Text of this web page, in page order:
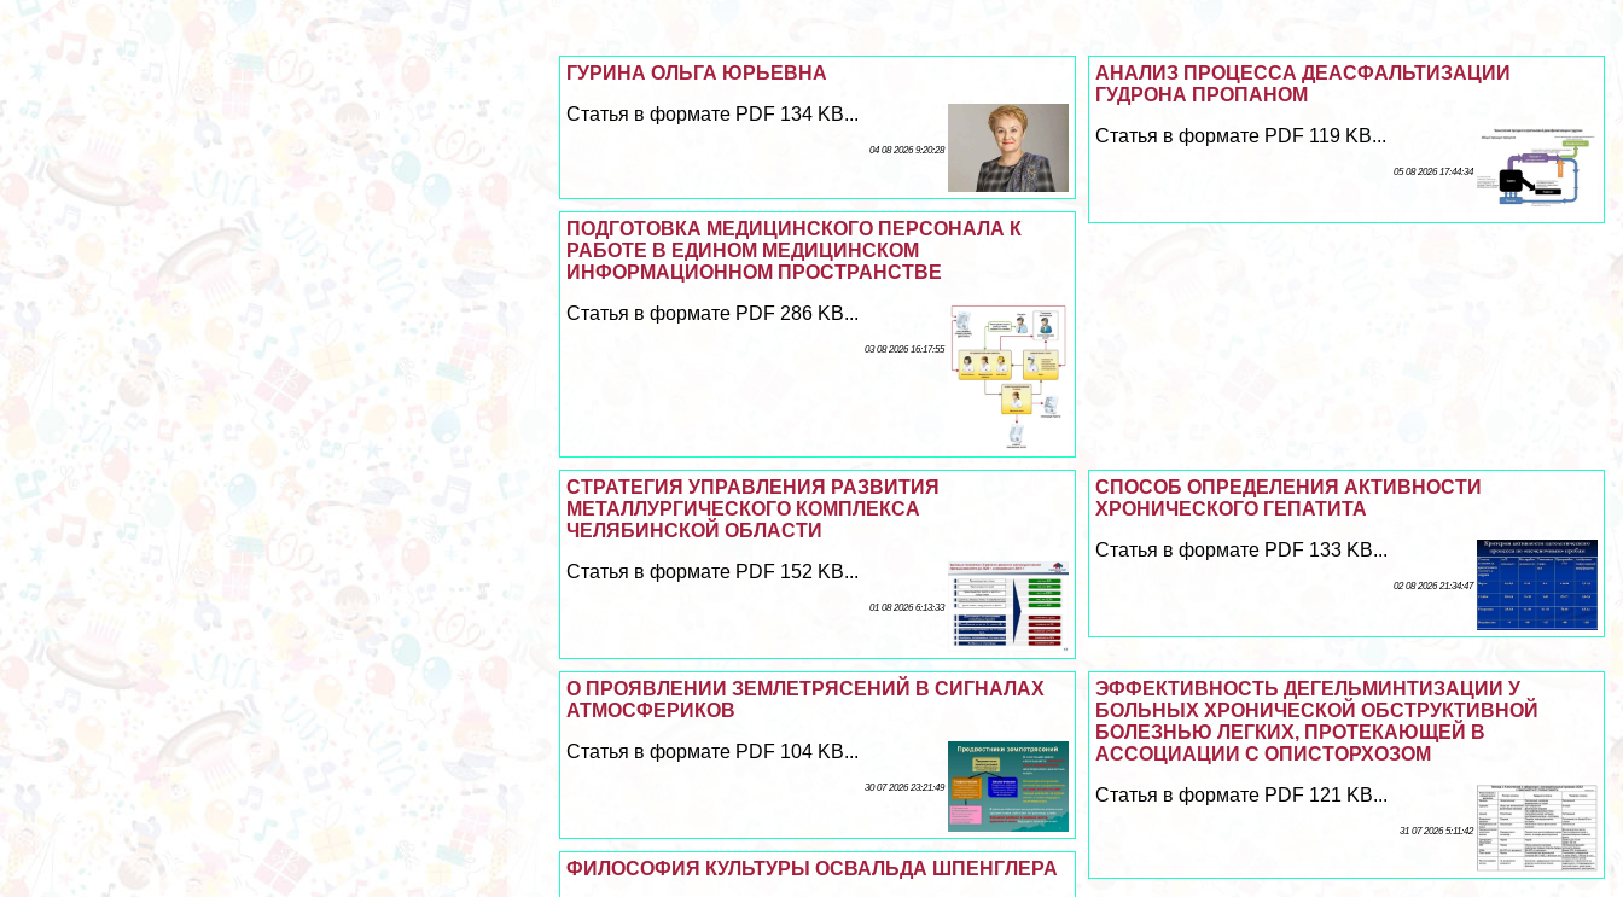
АНАЛИЗ ПРОЦЕССА ДЕАСФАЛЬТИЗАЦИИ
ГУДРОНА ПРОПАНОМ
Статья в формате PDF 119 KB...
05 08 2026 17:44:34
ГУРИНА ОЛЬГА ЮРЬЕВНА
Статья в формате PDF 134 KB...
04 08 2026 9:20:28
ПОДГОТОВКА МЕДИЦИНСКОГО ПЕРСОНАЛА К
РАБОТЕ В ЕДИНОМ МЕДИЦИНСКОМ
ИНФОРМАЦИОННОМ ПРОСТРАНСТВЕ
Статья в формате PDF 286 KB...
03 08 2026 16:17:55
СПОСОБ ОПРЕДЕЛЕНИЯ АКТИВНОСТИ
ХРОНИЧЕСКОГО ГЕПАТИТА
Статья в формате PDF 133 KB...
02 08 2026 21:34:47
СТРАТЕГИЯ УПРАВЛЕНИЯ РАЗВИТИЯ
МЕТАЛЛУРГИЧЕСКОГО КОМПЛЕКСА
ЧЕЛЯБИНСКОЙ ОБЛАСТИ
Статья в формате PDF 152 KB...
01 08 2026 6:13:33
ЭФФЕКТИВНОСТЬ ДЕГЕЛЬМИНТИЗАЦИИ У
БОЛЬНЫХ ХРОНИЧЕСКОЙ ОБСТРУКТИВНОЙ
БОЛЕЗНЬЮ ЛЕГКИХ, ПРОТЕКАЮЩЕЙ В
АССОЦИАЦИИ С ОПИСТОРХОЗОМ
Статья в формате PDF 121 KB...
31 07 2026 5:11:42
О ПРОЯВЛЕНИИ ЗЕМЛЕТРЯСЕНИЙ В СИГНАЛАХ
АТМОСФЕРИКОВ
Статья в формате PDF 104 KB...
30 07 2026 23:21:49
ФИЛОСОФИЯ КУЛЬТУРЫ ОСВАЛЬДА ШПЕНГЛЕРА